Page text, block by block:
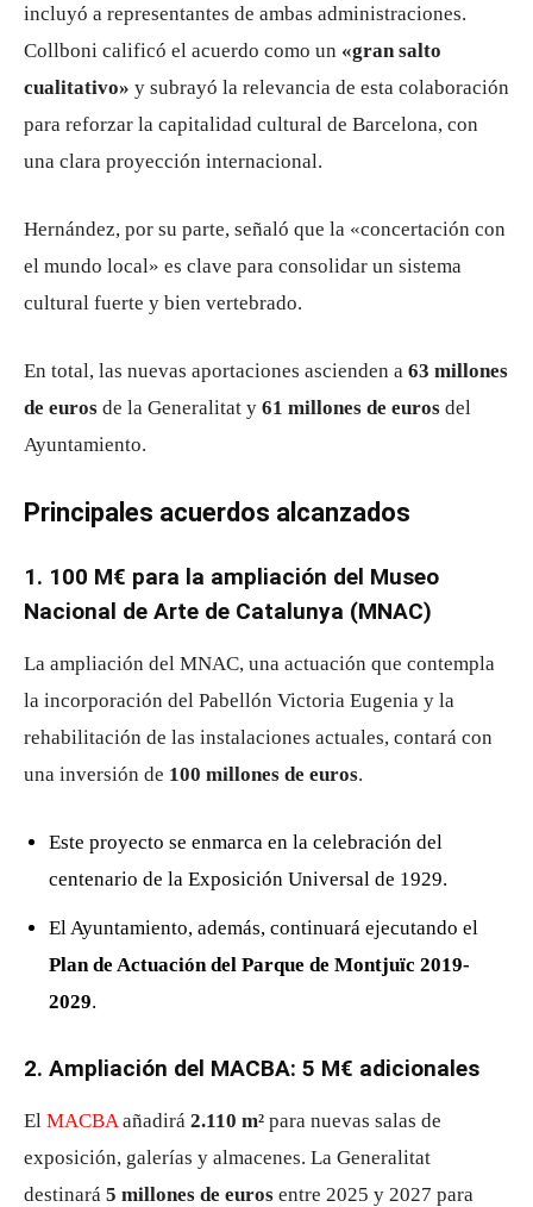
incluyó a representantes de ambas administraciones.
Collboni calificó el acuerdo como un «gran salto
cualitativo» y subrayó la relevancia de esta colaboración
para reforzar la capitalidad cultural de Barcelona, con
una clara proyección internacional.
Hernández, por su parte, señaló que la «concertación con
el mundo local» es clave para consolidar un sistema
cultural fuerte y bien vertebrado.
En total, las nuevas aportaciones ascienden a 63 millones
de euros de la Generalitat y 61 millones de euros del
Ayuntamiento.
Principales acuerdos alcanzados
1. 100 M€ para la ampliación del Museo
Nacional de Arte de Catalunya (MNAC)
La ampliación del MNAC, una actuación que contempla
la incorporación del Pabellón Victoria Eugenia y la
rehabilitación de las instalaciones actuales, contará con
una inversión de 100 millones de euros.
Este proyecto se enmarca en la celebración del
centenario de la Exposición Universal de 1929.
El Ayuntamiento, además, continuará ejecutando el
Plan de Actuación del Parque de Montjuïc 2019-
2029.
2. Ampliación del MACBA: 5 M€ adicionales
El MACBA añadirá 2.110 m² para nuevas salas de
exposición, galerías y almacenes. La Generalitat
destinará 5 millones de euros entre 2025 y 2027 para